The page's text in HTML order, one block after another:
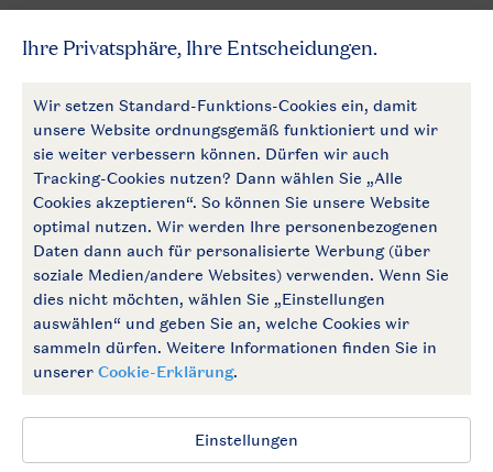
Follow Us
facebookinstagram
Zum Newsletter anmelden